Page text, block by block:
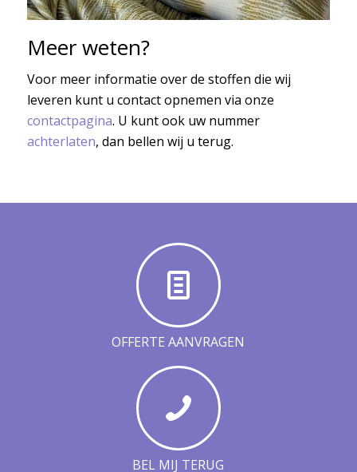
Meer weten?
Voor meer informatie over de stoffen die wij
leveren kunt u contact opnemen via onze
contactpagina. U kunt ook uw nummer
achterlaten, dan bellen wij u terug.
OFFERTE AANVRAGEN
BEL MIJ TERUG